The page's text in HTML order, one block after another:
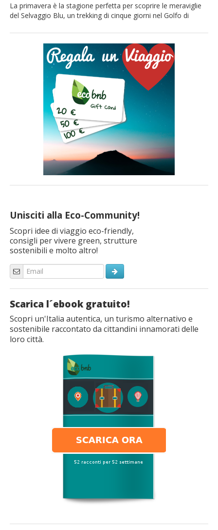
Unisciti alla Eco-Community!
Scopri idee di viaggio eco-friendly,
consigli per vivere green, strutture
sostenibili e molto altro!
Scarica l´ebook gratuito!
Scopri un'Italia autentica, un turismo alternativo e
sostenibile raccontato da cittandini innamorati delle
loro città.
La primavera è la stagione perfetta per scoprire le meraviglie
del Selvaggio Blu, un trekking di cinque giorni nel Golfo di
avventura, un po di fatica, natura incontaminata e paesaggi
mozziafiato! Il Selvaggio Blu è un percorso a tappe, tracciato
alla fine degli anni ottanta da […]